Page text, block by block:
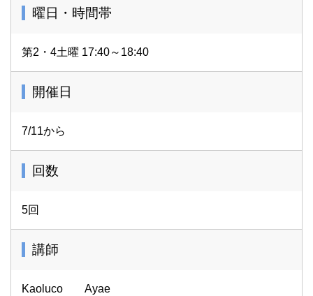
曜日・時間帯
第2・4土曜 17:40～18:40
開催日
7/11から
回数
5回
講師
Kaoluco Ayae